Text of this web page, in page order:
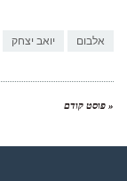
אלבום יואב יצחק
« פוסט קודם